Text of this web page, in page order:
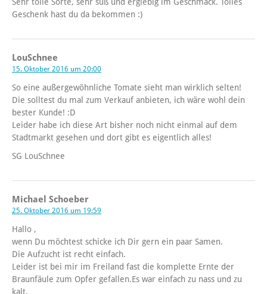
Geschenk hast du da bekommen :)
LouSchnee
15. Oktober 2016 um 20:00
So eine außergewöhnliche Tomate sieht man wirklich selten!
Die solltest du mal zum Verkauf anbieten, ich wäre wohl dein
bester Kunde! :D
Leider habe ich diese Art bisher noch nicht einmal auf dem
Stadtmarkt gesehen und dort gibt es eigentlich alles!
SG LouSchnee
Michael Schoeber
25. Oktober 2016 um 19:59
Hallo ,
wenn Du möchtest schicke ich Dir gern ein paar Samen.
Die Aufzucht ist recht einfach.
Leider ist bei mir im Freiland fast die komplette Ernte der
Braunfäule zum Opfer gefallen.Es war einfach zu nass und zu
kalt.